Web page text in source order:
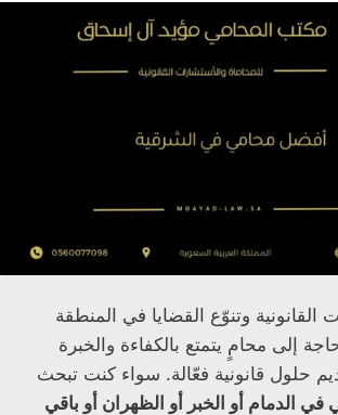
وتنوّع القضايا في المنطقة
إلى محامٍ يتمتع بالكفاءة والخبرة
حلول قانونية فعّالة. سواء كنت تبحث
الدمام أو الخبر أو الظهران أو باقي